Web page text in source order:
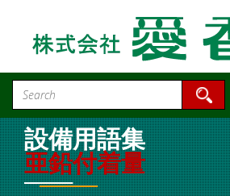
設備用語集
亜鉛付着量